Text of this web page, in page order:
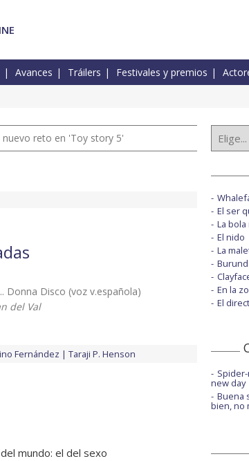
Avances Tráilers Festivales y premios
nuevo reto en 'Toy story 5'
Donna Disco (voz v.española)
del Val
Fernández Taraji P. Henson
mundo: el del sexo
El ser
La bola
El nido
La
En la
El
new day
Buena
bien, no